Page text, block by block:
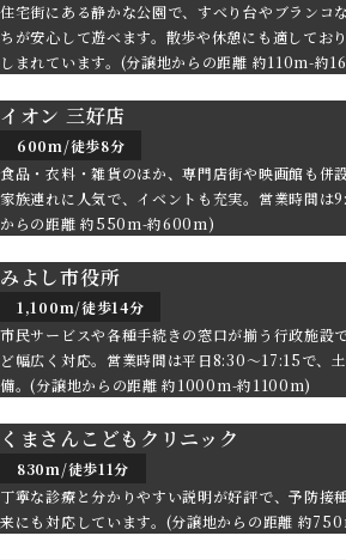
住宅街にある静かな公園で、すべり台やブランコ
ちが安心して遊べます。散歩や休憩にも適してお
しまれています。(分譲地からの距離 約110m-約
イオン 三好店
600m/徒歩8分
食品・衣料・雑貨のほか、専門店街や映画館も併
家族連れに人気で、イベントも充実。営業時間
からの距離 約550m-約600m)
みよし市役所
1,100m/徒歩14分
市民サービスや各種手続きの窓口が揃う行政施設
ど幅広く対応。営業時間は平日8:30～17:15で、
備。(分譲地からの距離 約1000m-約1100m)
くまさんこどもクリニック
830m/徒歩11分
丁寧な診療と分かりやすい説明が好評で、予防接
来にも対応しています。(分譲地からの距離 約